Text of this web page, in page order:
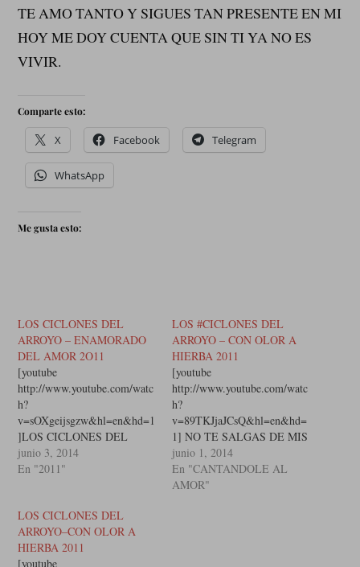
TE AMO TANTO Y SIGUES TAN PRESENTE EN MI
HOY ME DOY CUENTA QUE SIN TI YA NO ES
VIVIR.
Comparte esto:
X Facebook Telegram
WhatsApp
Me gusta esto:
LOS CICLONES DEL
ARROYO – ENAMORADO
DEL AMOR 2O11
[youtube
http://www.youtube.com/watc
h?
v=sOXgeijsgzw&hl=en&hd=1
]LOS CICLONES DEL
ARROYO - ENAMORADO
DEL AMOR 2O11 YA
CREYENDO ESTAR MUY
ENAMORADOPERO
AHORA SE QUE ESTOY
junio 3, 2014
En "2011"
LOS #CICLONES DEL
ARROYO – CON OLOR A
HIERBA 2011
[youtube
http://www.youtube.com/watc
h?
v=89TKJjaJCsQ&hl=en&hd=
1] NO TE SALGAS DE MIS
BRAZOSSIGUE ECHADA
ASI EN LA
HIERBAQUIERO
junio 1, 2014
En "CANTANDOLE AL
AMOR"
LOS CICLONES DEL
ARROYO–CON OLOR A
HIERBA 2011
[youtube